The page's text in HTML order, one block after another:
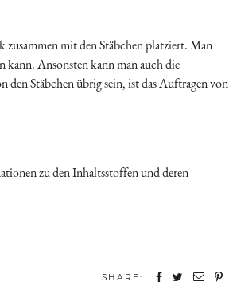
zusammen mit den Stäbchen platziert. Man
kann. Ansonsten kann man auch die
den Stäbchen übrig sein, ist das Auftragen von
zu den Inhaltsstoffen und deren
SHARE: